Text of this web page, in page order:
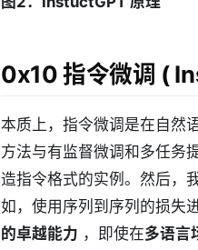
0x10 指令微调 (
本质上，指令微调是在自然
方法与有监督微调和多任务
造指令格式的实例。然后，
如，使用序列到序列的损失
的卓越能力 ，即使在多语言